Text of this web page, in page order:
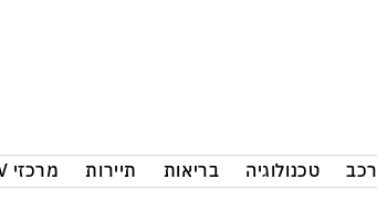
רכב טכנולוגיה בריאות תיירות מרכזי TV